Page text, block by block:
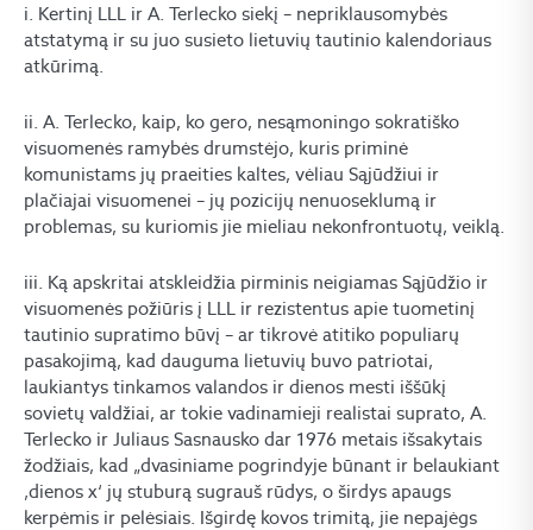
i. Kertinį LLL ir A. Terlecko siekį – nepriklausomybės
atstatymą ir su juo susieto lietuvių tautinio kalendoriaus
atkūrimą.
ii. A. Terlecko, kaip, ko gero, nesąmoningo sokratiško
visuomenės ramybės drumstėjo, kuris priminė
komunistams jų praeities kaltes, vėliau Sąjūdžiui ir
plačiajai visuomenei – jų pozicijų nenuoseklumą ir
problemas, su kuriomis jie mieliau nekonfrontuotų, veiklą.
iii. Ką apskritai atskleidžia pirminis neigiamas Sąjūdžio ir
visuomenės požiūris į LLL ir rezistentus apie tuometinį
tautinio supratimo būvį – ar tikrovė atitiko populiarų
pasakojimą, kad dauguma lietuvių buvo patriotai,
laukiantys tinkamos valandos ir dienos mesti iššūkį
sovietų valdžiai, ar tokie vadinamieji realistai suprato, A.
Terlecko ir Juliaus Sasnausko dar 1976 metais išsakytais
žodžiais, kad „dvasiniame pogrindyje būnant ir belaukiant
‚dienos x‘ jų stuburą sugrauš rūdys, o širdys apaugs
kerpėmis ir pelėsiais. Išgirdę kovos trimitą, jie nepajėgs